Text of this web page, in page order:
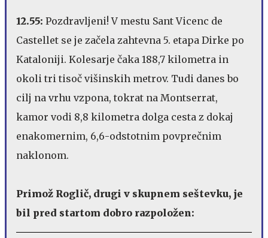
12.55: Pozdravljeni! V mestu Sant Vicenc de
Castellet se je začela zahtevna 5. etapa Dirke po
Kataloniji. Kolesarje čaka 188,7 kilometra in
okoli tri tisoč višinskih metrov. Tudi danes bo
cilj na vrhu vzpona, tokrat na Montserrat,
kamor vodi 8,8 kilometra dolga cesta z dokaj
enakomernim, 6,6-odstotnim povprečnim
naklonom.
Primož Roglič, drugi v skupnem seštevku, je
bil pred startom dobro razpoložen: